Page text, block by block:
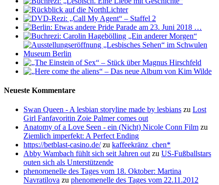
Neueste Kommentare
Swan Queen - A lesbian storyline made by lesbians zu Lost
Girl Fanfavoritin Zoie Palmer comes out
Anatomy of a Love Seen - ein (Nicht) Nicole Conn Film zu
Ziemlich imperfekt: A Perfect Ending
https://betblast-casino.de/zu kaffeekränz_chen*
Abby Wambach fühlt sich seit Jahren out zu US-Fußballstars
outen sich als Unterstützende
phenomenelle des Tages vom 18. Oktober: Martina
Navratilova zu phenomenelle des Tages vom 22.11.2012